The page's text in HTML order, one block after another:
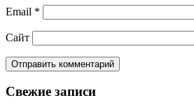
Email *
Сайт
Свежие записи